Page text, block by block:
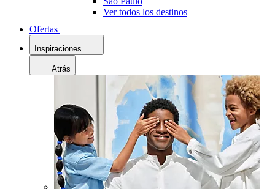
Ver todos los destinos
Ofertas
Inspiraciones
Atrás